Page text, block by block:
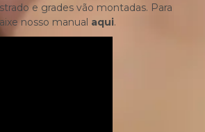
e grades vão montadas. Para
nosso manual aqui.